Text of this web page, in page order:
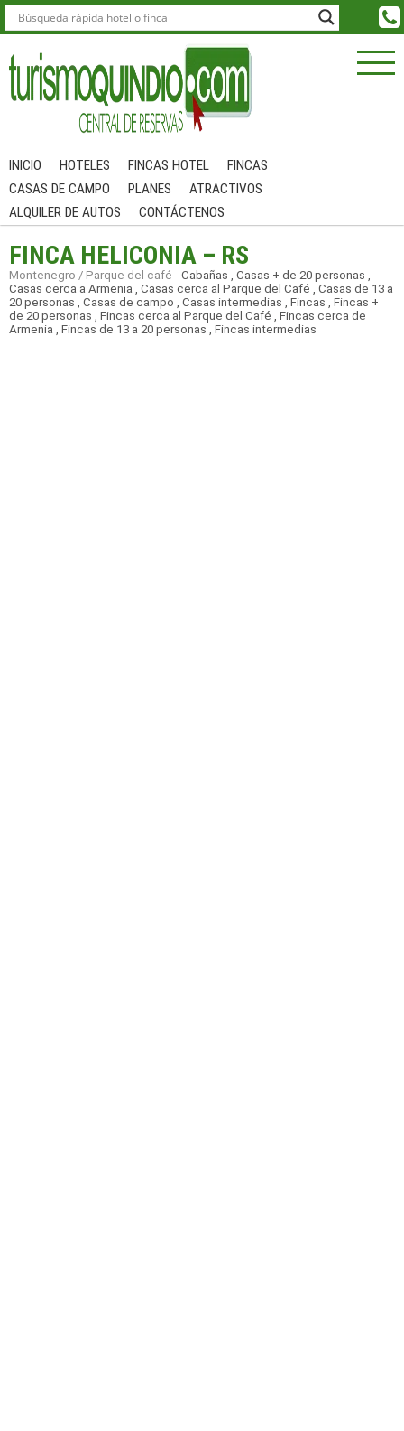
INICIO HOTELES FINCAS HOTEL
FINCAS
CASAS DE CAMPO
PLANES
ATRACTIVOS
ALQUILER DE AUTOS
CONTÁCTENOS
FINCA HELICONIA – RS
Montenegro / Parque del café - Cabañas , Casas + de 20 personas ,
Casas cerca a Armenia , Casas cerca al Parque del Café , Casas de 13 a
20 personas , Casas de campo , Casas intermedias , Fincas , Fincas +
de 20 personas , Fincas cerca al Parque del Café , Fincas cerca de
Armenia , Fincas de 13 a 20 personas , Fincas intermedias